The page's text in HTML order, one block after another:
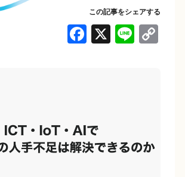
この記事をシェアする
F
o
o
X Li